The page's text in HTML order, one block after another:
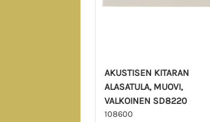
AKUSTISEN KITARAN
ALASATULA, MUOVI,
VALKOINEN SD8220
108600